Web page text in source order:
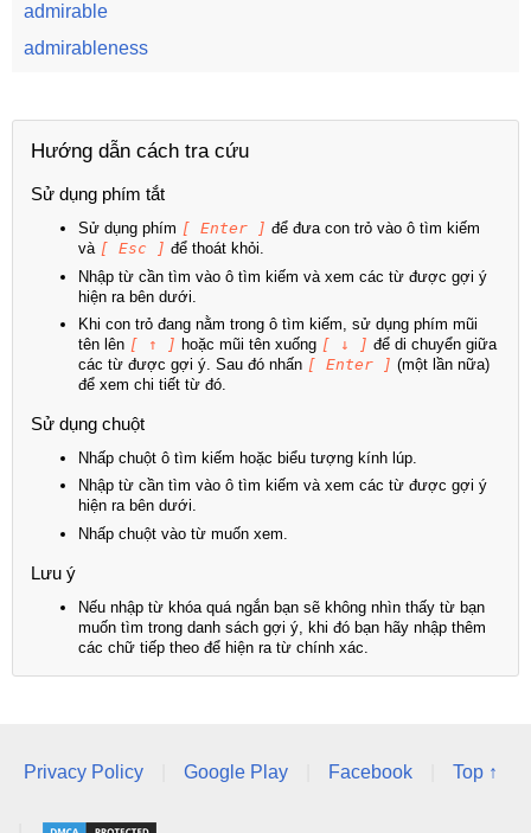
admirable
admirableness
Hướng dẫn cách tra cứu
Sử dụng phím tắt
Sử dụng phím [ Enter ] để đưa con trỏ vào ô tìm kiếm
và [ Esc ] để thoát khỏi.
Nhập từ cần tìm vào ô tìm kiếm và xem các từ được gợi ý
hiện ra bên dưới.
Khi con trỏ đang nằm trong ô tìm kiếm, sử dụng phím mũi
tên lên [ ↑ ] hoặc mũi tên xuống [ ↓ ] để di chuyển giữa
các từ được gợi ý. Sau đó nhấn [ Enter ] (một lần nữa)
để xem chi tiết từ đó.
Sử dụng chuột
Nhấp chuột ô tìm kiếm hoặc biểu tượng kính lúp.
Nhập từ cần tìm vào ô tìm kiếm và xem các từ được gợi ý
hiện ra bên dưới.
Nhấp chuột vào từ muốn xem.
Lưu ý
Nếu nhập từ khóa quá ngắn bạn sẽ không nhìn thấy từ bạn
muốn tìm trong danh sách gợi ý, khi đó bạn hãy nhập thêm
các chữ tiếp theo để hiện ra từ chính xác.
Privacy Policy Google Play Facebook Top ↑